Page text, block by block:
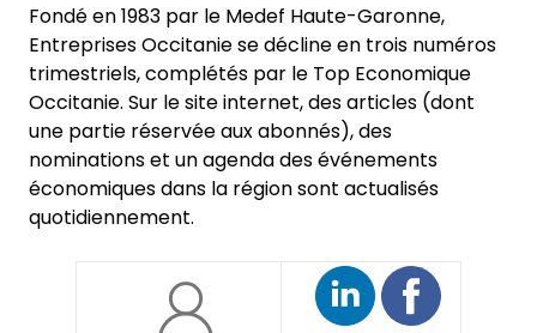
Fondé en 1983 par le Medef Haute-Garonne,
Entreprises Occitanie se décline en trois numéros
trimestriels, complétés par le Top Economique
Occitanie. Sur le site internet, des articles (dont
une partie réservée aux abonnés), des
nominations et un agenda des événements
économiques dans la région sont actualisés
quotidiennement.